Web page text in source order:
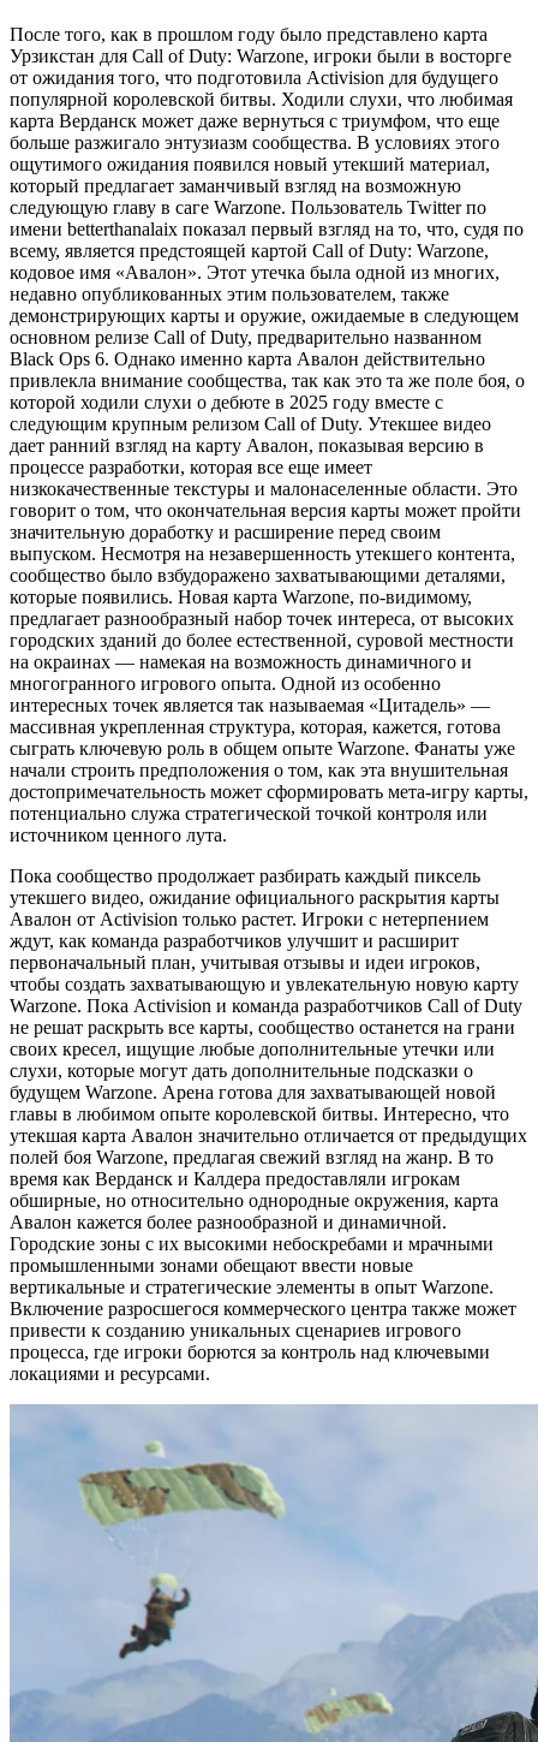
После того, как в прошлом году было представлено карта
Урзикстан для Call of Duty: Warzone, игроки были в восторге
от ожидания того, что подготовила Activision для будущего
популярной королевской битвы. Ходили слухи, что любимая
карта Верданск может даже вернуться с триумфом, что еще
больше разжигало энтузиазм сообщества. В условиях этого
ощутимого ожидания появился новый утекший материал,
который предлагает заманчивый взгляд на возможную
следующую главу в саге Warzone. Пользователь Twitter по
имени betterthanalaix показал первый взгляд на то, что, судя по
всему, является предстоящей картой Call of Duty: Warzone,
кодовое имя «Авалон». Этот утечка была одной из многих,
недавно опубликованных этим пользователем, также
демонстрирующих карты и оружие, ожидаемые в следующем
основном релизе Call of Duty, предварительно названном
Black Ops 6. Однако именно карта Авалон действительно
привлекла внимание сообщества, так как это та же поле боя, о
которой ходили слухи о дебюте в 2025 году вместе с
следующим крупным релизом Call of Duty. Утекшее видео
дает ранний взгляд на карту Авалон, показывая версию в
процессе разработки, которая все еще имеет
низкокачественные текстуры и малонаселенные области. Это
говорит о том, что окончательная версия карты может пройти
значительную доработку и расширение перед своим
выпуском. Несмотря на незавершенность утекшего контента,
сообщество было взбудоражено захватывающими деталями,
которые появились. Новая карта Warzone, по-видимому,
предлагает разнообразный набор точек интереса, от высоких
городских зданий до более естественной, суровой местности
на окраинах — намекая на возможность динамичного и
многогранного игрового опыта. Одной из особенно
интересных точек является так называемая «Цитадель» —
массивная укрепленная структура, которая, кажется, готова
сыграть ключевую роль в общем опыте Warzone. Фанаты уже
начали строить предположения о том, как эта внушительная
достопримечательность может сформировать мета-игру карты,
потенциально служа стратегической точкой контроля или
источником ценного лута.
Пока сообщество продолжает разбирать каждый пиксель
утекшего видео, ожидание официального раскрытия карты
Авалон от Activision только растет. Игроки с нетерпением
ждут, как команда разработчиков улучшит и расширит
первоначальный план, учитывая отзывы и идеи игроков,
чтобы создать захватывающую и увлекательную новую карту
Warzone. Пока Activision и команда разработчиков Call of Duty
не решат раскрыть все карты, сообщество останется на грани
своих кресел, ищущие любые дополнительные утечки или
слухи, которые могут дать дополнительные подсказки о
будущем Warzone. Арена готова для захватывающей новой
главы в любимом опыте королевской битвы. Интересно, что
утекшая карта Авалон значительно отличается от предыдущих
полей боя Warzone, предлагая свежий взгляд на жанр. В то
время как Верданск и Калдера предоставляли игрокам
обширные, но относительно однородные окружения, карта
Авалон кажется более разнообразной и динамичной.
Городские зоны с их высокими небоскребами и мрачными
промышленными зонами обещают ввести новые
вертикальные и стратегические элементы в опыт Warzone.
Включение разросшегося коммерческого центра также может
привести к созданию уникальных сценариев игрового
процесса, где игроки борются за контроль над ключевыми
локациями и ресурсами.